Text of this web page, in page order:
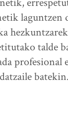
laguntzen
talde
profesional
batekin.